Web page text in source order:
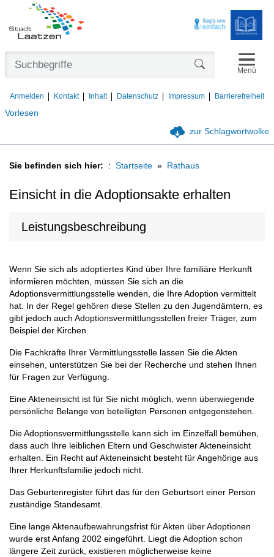
Vorlesen
Anmelden Kontakt Inhalt Datenschutz Impressum Barrierefreiheit
Menü
zur Schlagwortwolke
Sie befinden sich hier: Startseite Rathaus
Einsicht in die Adoptionsakte erhalten
Leistungsbeschreibung
Wenn Sie sich als adoptiertes Kind über Ihre familiäre Herkunft
informieren möchten, müssen Sie sich an die
Adoptionsvermittlungsstelle wenden, die Ihre Adoption vermittelt
hat. In der Regel gehören diese Stellen zu den Jugendämtern, es
gibt jedoch auch Adoptionsvermittlungsstellen freier Träger, zum
Beispiel der Kirchen.
Die Fachkräfte Ihrer Vermittlungsstelle lassen Sie die Akten
einsehen, unterstützen Sie bei der Recherche und stehen Ihnen
für Fragen zur Verfügung.
Eine Akteneinsicht ist für Sie nicht möglich, wenn überwiegende
persönliche Belange von beteiligten Personen entgegenstehen.
Die Adoptionsvermittlungsstelle kann sich im Einzelfall bemühen,
dass auch Ihre leiblichen Eltern und Geschwister Akteneinsicht
erhalten. Ein Recht auf Akteneinsicht besteht für Angehörige aus
Ihrer Herkunftsfamilie jedoch nicht.
Das Geburtenregister führt das für den Geburtsort einer Person
zuständige Standesamt.
Eine lange Aktenaufbewahrungsfrist für Akten über Adoptionen
wurde erst Anfang 2002 eingeführt. Liegt die Adoption schon
längere Zeit zurück, existieren möglicherweise keine